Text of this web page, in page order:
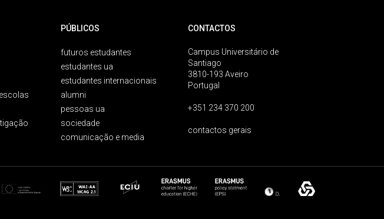
PÚBLICOS
futuros estudantes
estudantes ua
estudantes internacionais
alumni
pessoas ua
sociedade
comunicação e media
CONTACTOS
Campus Universitário de
Santiago
3810-193 Aveiro
Portugal
+351 234 370 200
contactos gerais